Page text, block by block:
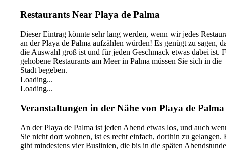
Restaurants Near Playa de Palma
Dieser Eintrag könnte sehr lang werden, wenn wir jedes
an der Playa de Palma aufzählen würden! Es genügt zu sagen,
die Auswahl groß ist und für jeden Geschmack etwas dabei ist.
gehobene Restaurants am Meer in Palma müssen Sie sich in die
Stadt begeben.
Loading...
Loading...
Veranstaltungen in der Nähe von Playa de Palma
An der Playa de Palma ist jeden Abend etwas los, und auch
Sie nicht dort wohnen, ist es recht einfach, dorthin zu gelangen.
gibt mindestens vier Buslinien, die bis in die späten